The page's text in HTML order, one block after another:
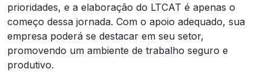
prioridades, e a elaboração do LTCAT é apenas o
começo dessa jornada. Com o apoio adequado, sua
empresa poderá se destacar em seu setor,
promovendo um ambiente de trabalho seguro e
produtivo.